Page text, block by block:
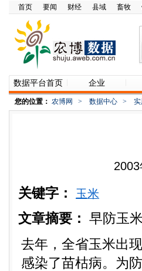
首页 要闻 财经 县域 畜牧
数据平台首页 企业
您的位置： 农博网 > 数据中心 >
关键字： 玉米
文章摘要： 早防玉
去年，全省玉米出
感染了苗枯病。为